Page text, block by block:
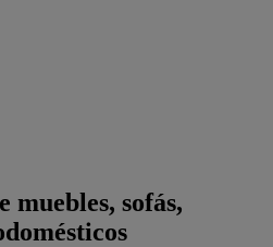
muebles, sofás,